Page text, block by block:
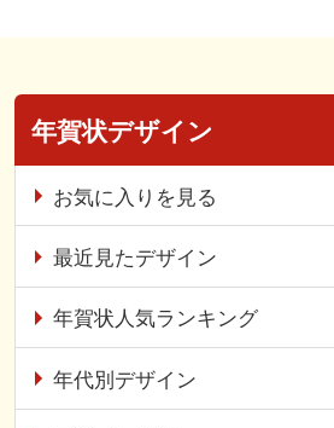
年賀状デザイン
お気に入りを見る
最近見たデザイン
年賀状人気ランキング
年代別デザイン